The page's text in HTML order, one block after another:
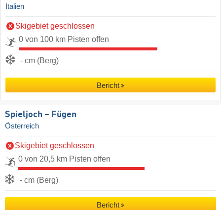
Italien
Skigebiet geschlossen
0 von 100 km Pisten offen
- cm (Berg)
Bericht
Spieljoch – Fügen
Österreich
Skigebiet geschlossen
0 von 20,5 km Pisten offen
- cm (Berg)
Bericht